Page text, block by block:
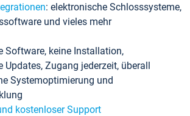
: elektronische Schlosssysteme,
und vieles mehr
Software, keine Installation,
Updates, Zugang jederzeit, überall
Systemoptimierung und
kostenloser Support